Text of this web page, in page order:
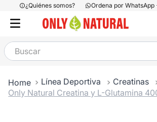
¿Quiénes somos? Ordena por WhatsApp
Buscar
Línea Deportiva Creatinas
Only Natural Creatina y L-Glutamina